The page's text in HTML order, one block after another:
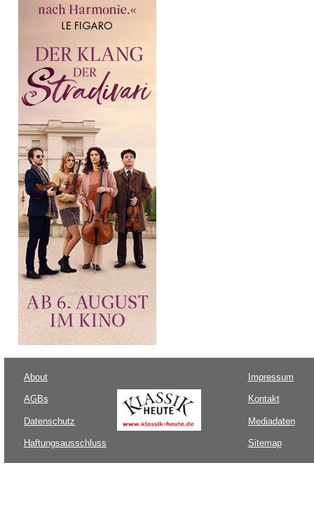
About
AGBs
Datenschutz
Haftungsausschluss
Impressum
Kontakt
Mediadaten
Sitemap